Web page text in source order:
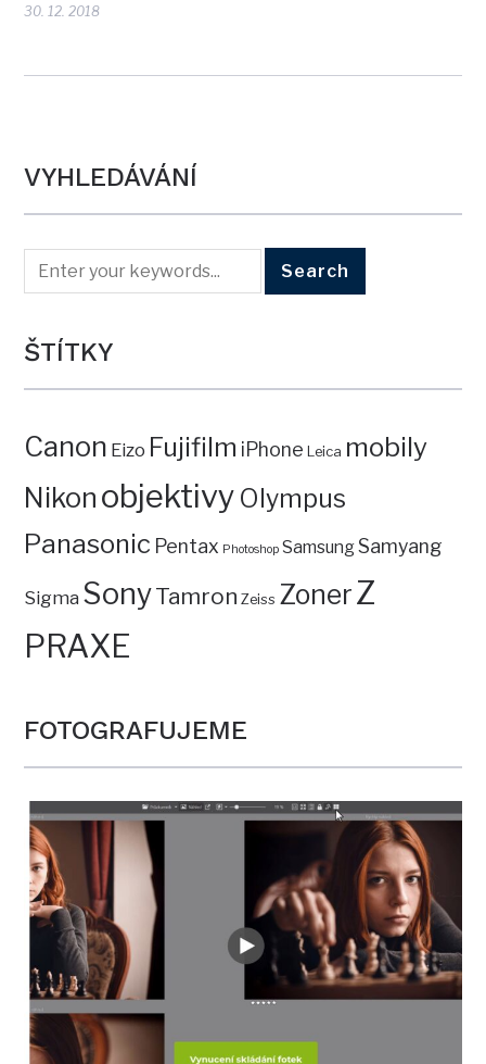
30. 12. 2018
VYHLEDÁVÁNÍ
ŠTÍTKY
Canon Eizo Fujifilm iPhone Leica mobily
Nikon objektivy Olympus
Panasonic Pentax Photoshop SamsungSamyang
Sigma SonyTamron Zeiss ZonerZ
PRAXE
FOTOGRAFUJEME